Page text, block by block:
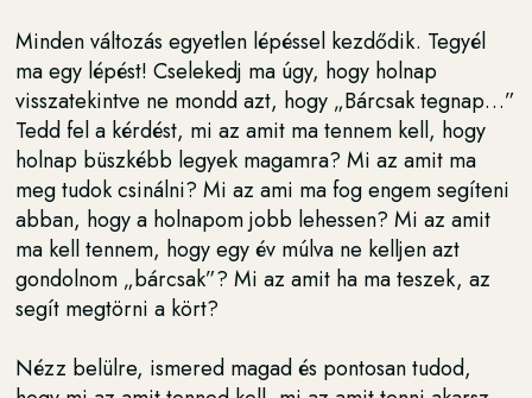
Minden változás egyetlen lépéssel kezdődik. Tegyél
ma egy lépést! Cselekedj ma úgy, hogy holnap
visszatekintve ne mondd azt, hogy „Bárcsak tegnap…”
Tedd fel a kérdést, mi az amit ma tennem kell, hogy
holnap büszkébb legyek magamra? Mi az amit ma
meg tudok csinálni? Mi az ami ma fog engem segíteni
abban, hogy a holnapom jobb lehessen? Mi az amit
ma kell tennem, hogy egy év múlva ne kelljen azt
gondolnom „bárcsak”? Mi az amit ha ma teszek, az
segít megtörni a kört?
Nézz belülre, ismered magad és pontosan tudod,